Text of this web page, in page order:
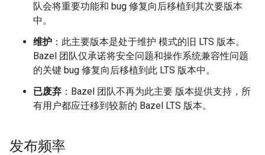
队会将重要功能和 bug 修复向后移植到其次要版本
中。
维护 ：此主要版本是处于维护 模式的旧 LTS 版本。
Bazel 团队仅承诺将安全问题和操作系统兼容性问题
的关键 bug 修复向后移植到此 LTS 版本中。
已废弃 ：Bazel 团队不再为此主要 版本提供支持，所
有用户都应迁移到较新的 Bazel LTS 版本。
发布频率